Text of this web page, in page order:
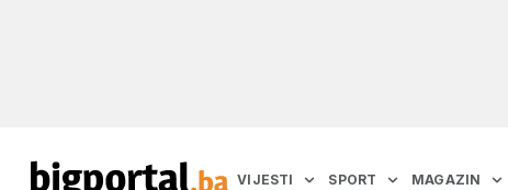
VIJESTI SPORT MAGAZIN